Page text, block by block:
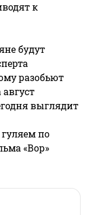
к
будут
разобьют
выглядит
по
«Вор»